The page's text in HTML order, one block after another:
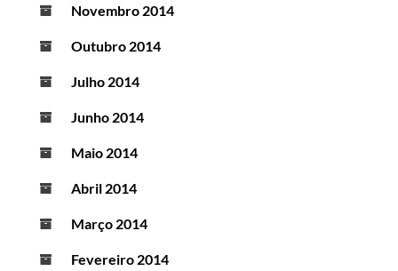
Novembro 2014
Outubro 2014
Julho 2014
Junho 2014
Maio 2014
Abril 2014
Março 2014
Fevereiro 2014